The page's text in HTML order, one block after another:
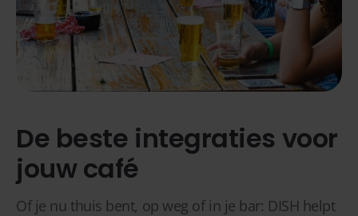
De beste integraties voor
jouw café
Of je nu thuis bent, op weg of in je bar: DISH helpt